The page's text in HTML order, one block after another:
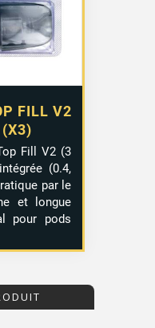
FILL V2
Fill V2 (3
(0.4,
par le
et longue
pour pods